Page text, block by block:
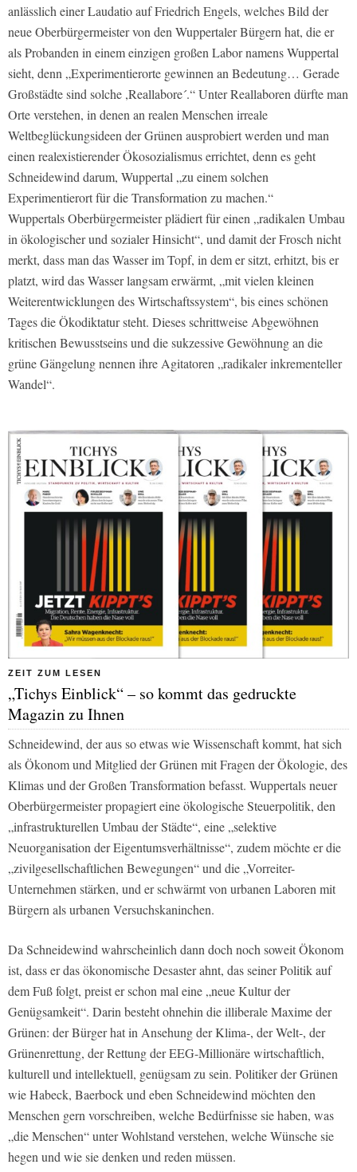
anlässlich einer Laudatio auf Friedrich Engels, welches Bild der
neue Oberbürgermeister von den Wuppertaler Bürgern hat, die er
als Probanden in einem einzigen großen Labor namens Wuppertal
sieht, denn „Experimentierorte gewinnen an Bedeutung… Gerade
Großstädte sind solche ,Reallabore´.“ Unter Reallaboren dürfte man
Orte verstehen, in denen an realen Menschen irreale
Weltbeglückungsideen der Grünen ausprobiert werden und man
einen realexistierender Ökosozialismus errichtet, denn es geht
Schneidewind darum, Wuppertal „zu einem solchen
Experimentierort für die Transformation zu machen.“
Wuppertals Oberbürgermeister plädiert für einen „radikalen Umbau
in ökologischer und sozialer Hinsicht“, und damit der Frosch nicht
merkt, dass man das Wasser im Topf, in dem er sitzt, erhitzt, bis er
platzt, wird das Wasser langsam erwärmt, „mit vielen kleinen
Weiterentwicklungen des Wirtschaftssystem“, bis eines schönen
Tages die Ökodiktatur steht. Dieses schrittweise Abgewöhnen
kritischen Bewusstseins und die sukzessive Gewöhnung an die
grüne Gängelung nennen ihre Agitatoren „radikaler inkrementeller
Wandel“.
ZEIT ZUM LESEN
„Tichys Einblick“ – so kommt das gedruckte
Magazin zu Ihnen
Schneidewind, der aus so etwas wie Wissenschaft kommt, hat sich
als Ökonom und Mitglied der Grünen mit Fragen der Ökologie, des
Klimas und der Großen Transformation befasst. Wuppertals neuer
Oberbürgermeister propagiert eine ökologische Steuerpolitik, den
„infrastrukturellen Umbau der Städte“, eine „selektive
Neuorganisation der Eigentumsverhältnisse“, zudem möchte er die
„zivilgesellschaftlichen Bewegungen“ und die „Vorreiter-
Unternehmen stärken, und er schwärmt von urbanen Laboren mit
Bürgern als urbanen Versuchskaninchen.
Da Schneidewind wahrscheinlich dann doch noch soweit Ökonom
ist, dass er das ökonomische Desaster ahnt, das seiner Politik auf
dem Fuß folgt, preist er schon mal eine „neue Kultur der
Genügsamkeit“. Darin besteht ohnehin die illiberale Maxime der
Grünen: der Bürger hat in Ansehung der Klima-, der Welt-, der
Grünenrettung, der Rettung der EEG-Millionäre wirtschaftlich,
kulturell und intellektuell, genügsam zu sein. Politiker der Grünen
wie Habeck, Baerbock und eben Schneidewind möchten den
Menschen gern vorschreiben, welche Bedürfnisse sie haben, was
„die Menschen“ unter Wohlstand verstehen, welche Wünsche sie
hegen und wie sie denken und reden müssen.